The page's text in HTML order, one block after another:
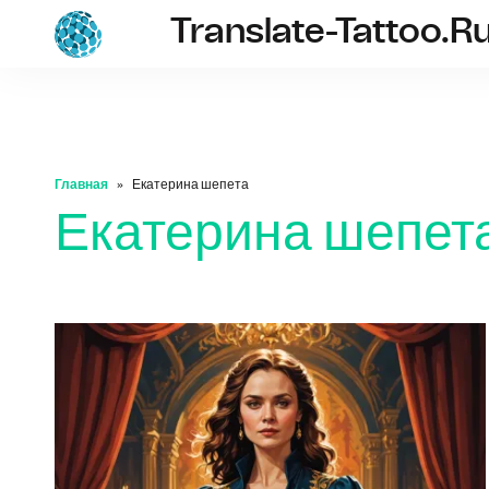
translate-
Translate-
Главная Екатерина шепета
Екатерина